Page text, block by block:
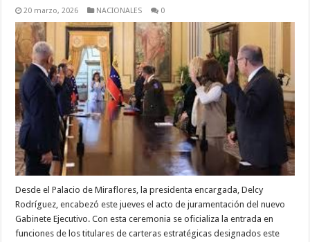
20 marzo, 2026 NACIONALES 0
Desde el Palacio de Miraflores, la presidenta encargada, Delcy
Rodríguez, encabezó este jueves el acto de juramentación del nuevo
Gabinete Ejecutivo. Con esta ceremonia se oficializa la entrada en
funciones de los titulares de carteras estratégicas designados este